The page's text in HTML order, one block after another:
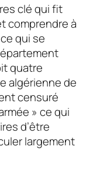
clé qui fit
comprendre à
qui se
quatre
algérienne de
censuré
» ce qui
d’être
largement